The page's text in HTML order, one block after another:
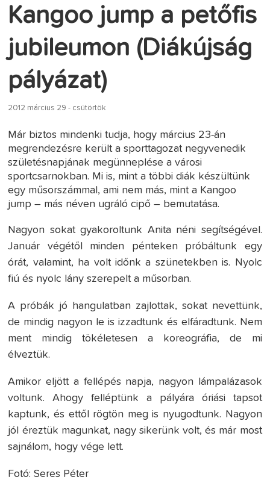
Kangoo jump a petőfis
jubileumon (Diákújság
pályázat)
2012 március 29 - csütörtök
Már biztos mindenki tudja, hogy március 23-án
megrendezésre került a sporttagozat negyvenedik
születésnapjának megünneplése a városi
sportcsarnokban. Mi is, mint a többi diák készültünk
egy műsorszámmal, ami nem más, mint a Kangoo
jump – más néven ugráló cipő – bemutatása.
Nagyon sokat gyakoroltunk Anita néni segítségével.
Január végétől minden pénteken próbáltunk egy
órát, valamint, ha volt időnk a szünetekben is. Nyolc
fiú és nyolc lány szerepelt a műsorban.
A próbák jó hangulatban zajlottak, sokat nevettünk,
de mindig nagyon le is izzadtunk és elfáradtunk. Nem
ment mindig tökéletesen a koreográfia, de mi
élveztük.
Amikor eljött a fellépés napja, nagyon lámpalázasok
voltunk. Ahogy felléptünk a pályára óriási tapsot
kaptunk, és ettől rögtön meg is nyugodtunk. Nagyon
jól éreztük magunkat, nagy sikerünk volt, és már most
sajnálom, hogy vége lett.
Fotó: Seres Péter